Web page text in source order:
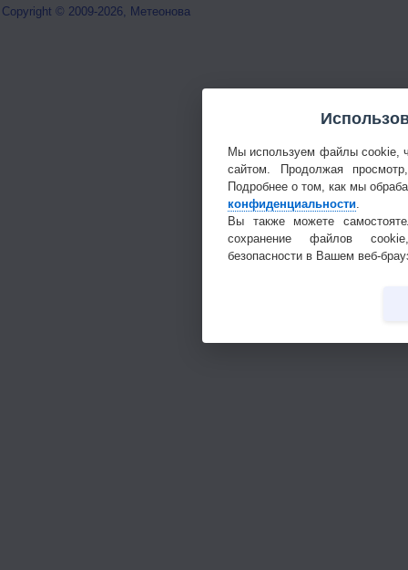
Copyright © 2009-2026, Метеонова
Мы используем файлы cookie,
сайтом. Продолжая
Подробнее о том, как мы
конфиденциальности.
Вы также можете
сохранение файлов
безопасности в Вашем веб-